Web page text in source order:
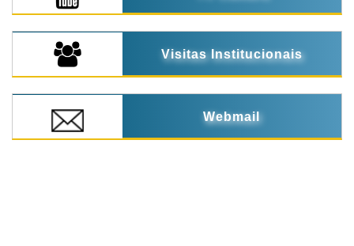
Visitas Institucionais
Webmail